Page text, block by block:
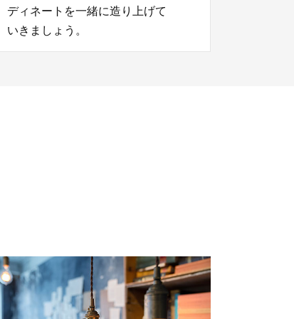
ディネートを一緒に造り上げて
いきましょう。